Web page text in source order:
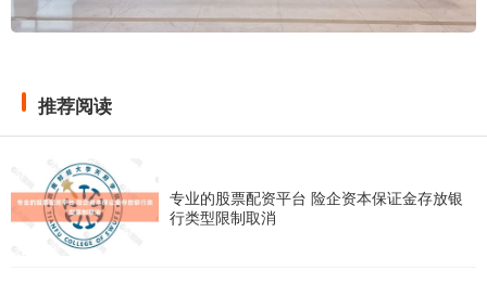
推荐阅读
专业的股票配资平台 险企资本保证金存放银
行类型限制取消